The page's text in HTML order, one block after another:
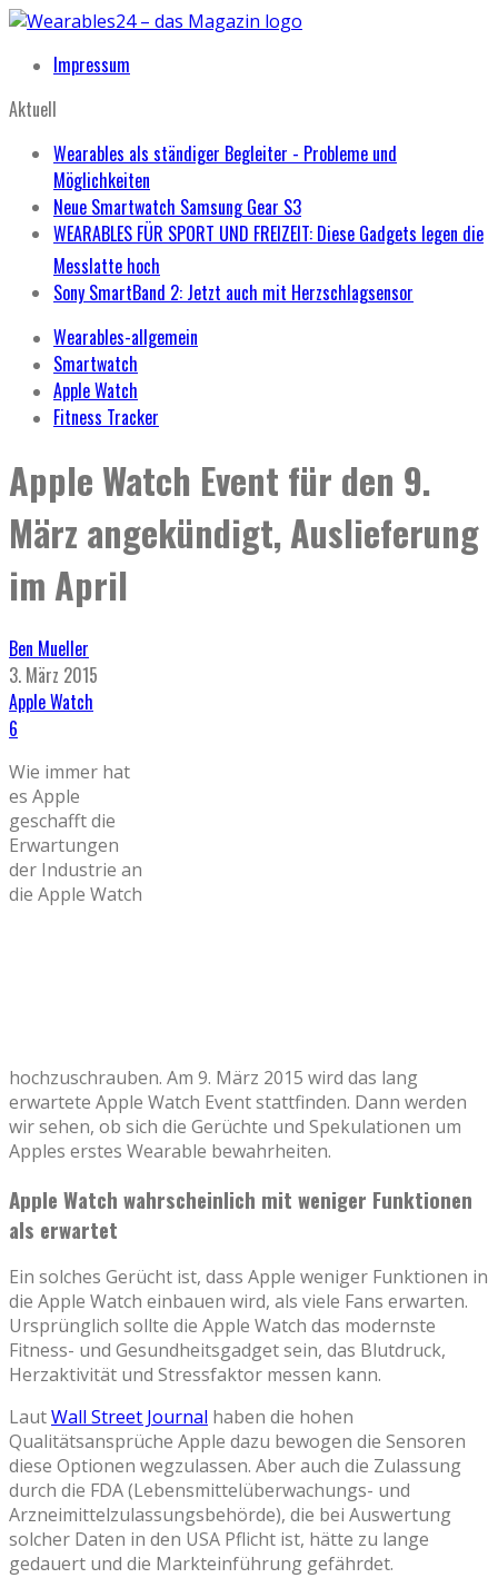
Impressum
Aktuell
Wearables als ständiger Begleiter - Probleme und
Möglichkeiten
Neue Smartwatch Samsung Gear S3
WEARABLES FÜR SPORT UND FREIZEIT: Diese Gadgets legen die
Messlatte hoch
Sony SmartBand 2: Jetzt auch mit Herzschlagsensor
Wearables-allgemein
Smartwatch
Apple Watch
Fitness Tracker
Apple Watch Event für den 9.
März angekündigt, Auslieferung
im April
Ben Mueller
3. März 2015
Apple Watch
6
Wie immer hat
es Apple
geschafft die
Erwartungen
der Industrie an
die Apple Watch
hochzuschrauben. Am 9. März 2015 wird das lang
erwartete Apple Watch Event stattfinden. Dann werden
wir sehen, ob sich die Gerüchte und Spekulationen um
Apples erstes Wearable bewahrheiten.
Apple Watch wahrscheinlich mit weniger Funktionen
als erwartet
Ein solches Gerücht ist, dass Apple weniger Funktionen in
die Apple Watch einbauen wird, als viele Fans erwarten.
Ursprünglich sollte die Apple Watch das modernste
Fitness- und Gesundheitsgadget sein, das Blutdruck,
Herzaktivität und Stressfaktor messen kann.
LautWall Street Journal haben die hohen
Qualitätsansprüche Apple dazu bewogen die Sensoren
diese Optionen wegzulassen. Aber auch die Zulassung
durch die FDA (Lebensmittelüberwachungs- und
Arzneimittelzulassungsbehörde), die bei Auswertung
solcher Daten in den USA Pflicht ist, hätte zu lange
gedauert und die Markteinführung gefährdet.